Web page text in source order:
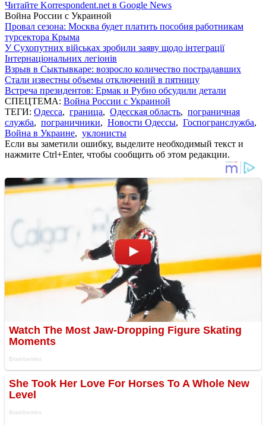
Читайте Korrespondent.net в Google News
Война России с Украиной
Провал сезона: Москва будет платить пособия работникам
турсектора Крыма
У Сухопутних військах зробили заяву щодо інтеграції
Інтернаціональних легіонів
Взрыв в Сыктывкаре: возросло количество пострадавших
Стали известны объемы отключений в пятницу
Встреча президентов: Ермак и Рубио обсудили детали
СПЕЦТЕМА: Война России с Украиной
ТЕГИ: Одесса, граница, Одесская область, пограничная
служба, пограничники, Новости Одессы, Госпогранслужба,
Война в Украине, уклонисты
Если вы заметили ошибку, выделите необходимый текст и
нажмите Ctrl+Enter, чтобы сообщить об этом редакции.